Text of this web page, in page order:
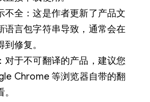
不全：这是作者更新了产品文
语言包字符串导致，通常会在
修复。
对于不可翻译的产品，建议您
Chrome 等浏览器自带的翻